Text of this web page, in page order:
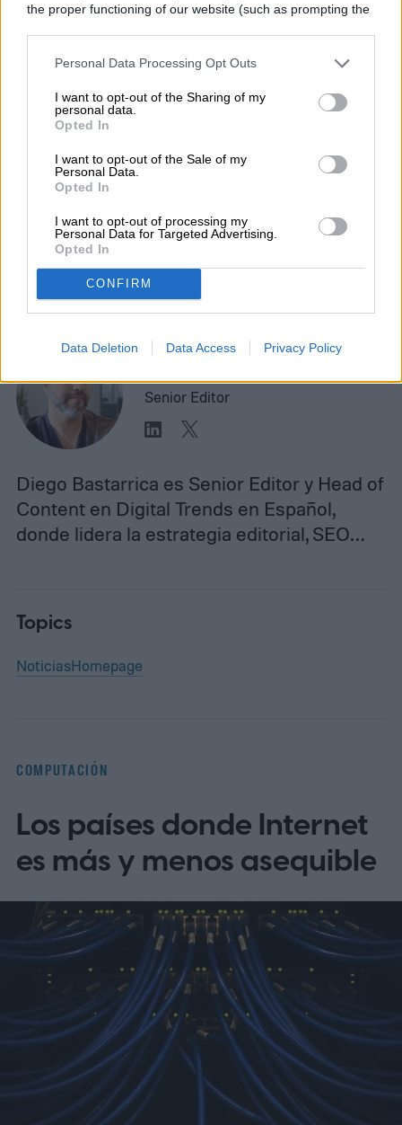
the proper functioning of our website (such as prompting the
Personal Data Processing Opt Outs
I want to opt-out of the Sharing of my
personal data.
Opted In
I want to opt-out of the Sale of my
Personal Data.
Opted In
I want to opt-out of processing my
Personal Data for Targeted Advertising.
Opted In
CONFIRM
Data Deletion Data Access Privacy Policy
para Windows 10 cuando las
vaya aConfiguración > Actualización y
seguridad > Programa Windows
Insider, haga clic en la selección actual del
Canal Insider para expandir y ver la lista
completa de Canales Insider y elija Canal
Beta.
Senior Editor
Diego Bastarrica es Senior Editor y Head of
Content en Digital Trends en Español,
donde lidera la estrategia editorial, SEO…
Topics
NoticiasHomepage
COMPUTACIÓN
Los países donde Internet
es más y menos asequible